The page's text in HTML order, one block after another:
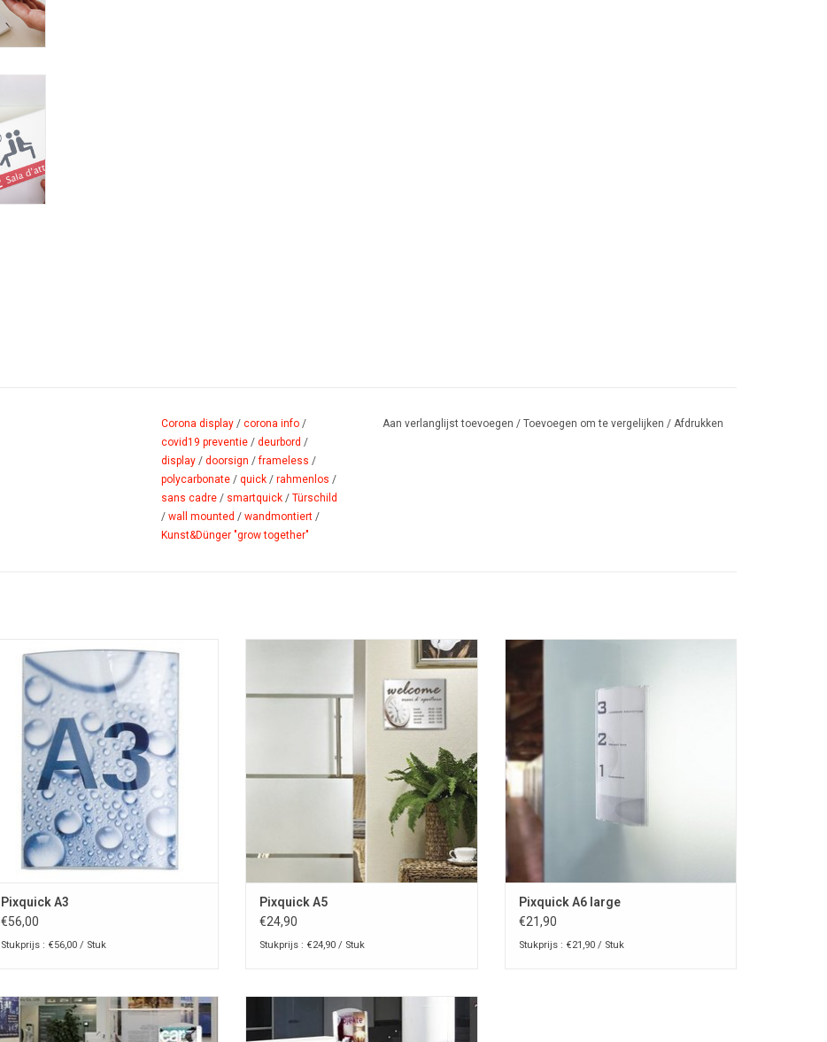
Corona display / corona info /
covid19 preventie / deurbord /
display / doorsign /frameless /
polycarbonate / quick / rahmenlos /
sans cadre / smartquick / Türschild
/ wall mounted / wandmontiert /
Kunst&Dünger "grow together"
Aan verlanglijst toevoegen / Toevoegen om te vergelijken / Afdrukken
Pixquick A3 info-pocket voor aan de muur of
op de toonbank
TOEVOEGEN AAN WINKELWAGEN
Pixquick A3
€56,00
Stukprijs : €56,00 / Stuk
Pixquick A5 info-pocket voor aan de muur of
TOEVOEGEN AAN WINKELWAGEN
Pixquick A5
€24,90
Stukprijs : €24,90 / Stuk
Pixquick A6 large info-pocket voor aan de
TOEVOEGEN AAN WINKELWAGEN
Pixquick A6 large
€21,90
Stukprijs : €21,90 / Stuk
Opvouwbare folderhouder wit real bianco
2xA4
Opvouwbare folderhouder wit real bianco
3xA4